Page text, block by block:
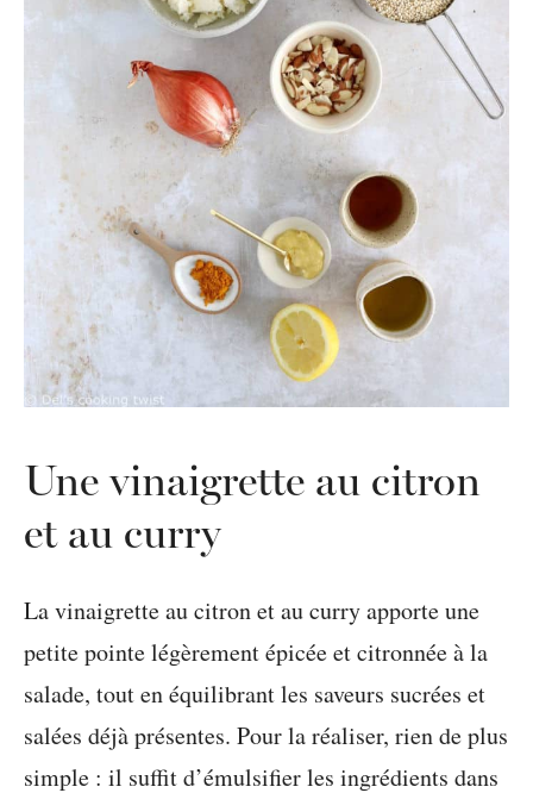
Une vinaigrette au citron
et au curry
La vinaigrette au citron et au curry apporte une
petite pointe légèrement épicée et citronnée à la
salade, tout en équilibrant les saveurs sucrées et
salées déjà présentes. Pour la réaliser, rien de plus
simple : il suffit d’émulsifier les ingrédients dans